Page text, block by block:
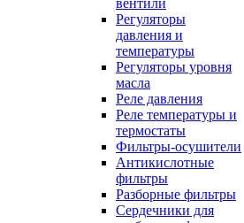
вентили
Регуляторы
давления и
температуры
Регуляторы уровня
масла
Реле давления
Реле температуры и
термостаты
Фильтры-осушители
Антикислотные
фильтры
Разборные фильтры
Сердечники для